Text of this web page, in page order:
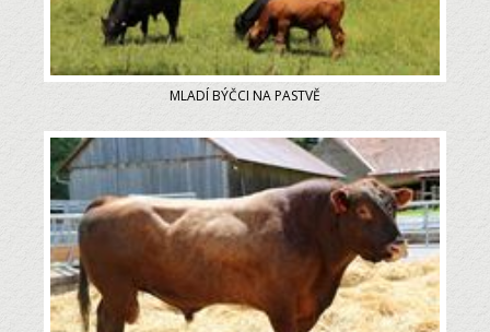
MLADÍ BÝČCI NA PASTVĚ